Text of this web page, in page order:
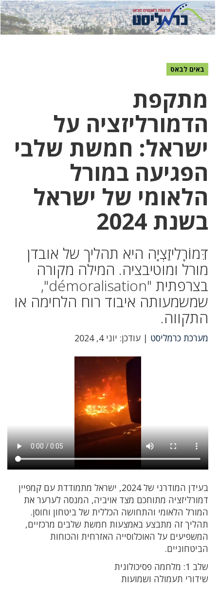
לחץ
כאן
לחץ
כדי
באים לבאס
מתקפת
הדמורליזציה על
ישראל: חמשת שלבי
הפגיעה במורל
הלאומי של ישראל
בשנת 2024
דֵּמוֹרָלִיזַצְיָה היא תהליך של אובדן
מורל ומוטיבציה. המילה מקורה
בצרפתית "démoralisation",
שמשמעותה איבוד רוח הלחימה או
התקווה.
מערכת כרמליסט | עודכן: יוני 4, 2024
בעידן המודרני של 2024, ישראל מתמודדת עם קמפיין
דמורליזציה מתוחכם מצד אויביה, המנסה לערער את
המורל הלאומי והתחושה הכללית של ביטחון וחוסן.
תהליך זה מתבצע באמצעות חמשת שלבים מרכזיים,
המשפיעים על האוכלוסייה האזרחית והכוחות
הביטחוניים.
שלב 1: מלחמה פסיכולוגית
שידורי תעמולה ושמועות